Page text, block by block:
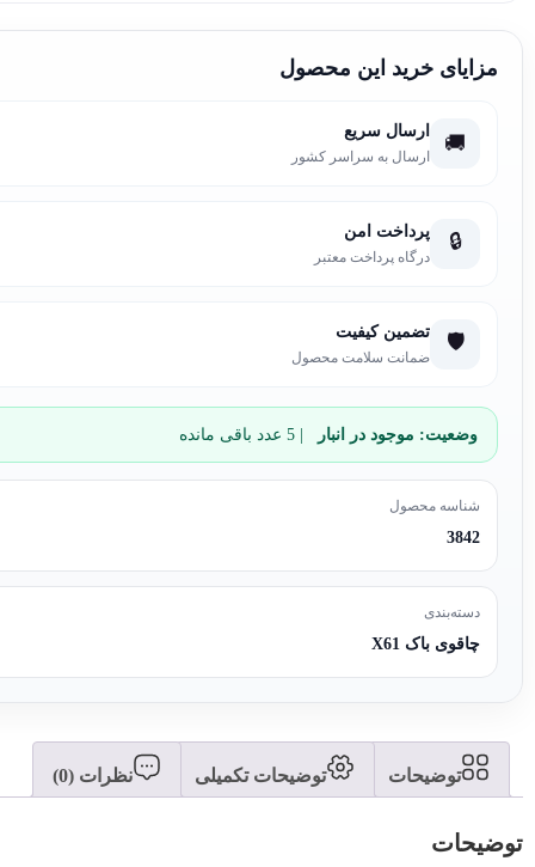
مزایای خرید این محصول
🚚 ارسال سریع
ارسال به سراسر کشور
🔒 پرداخت امن
درگاه پرداخت معتبر
🛡️ تضمین کیفیت
ضمانت سلامت محصول
وضعیت: موجود در انبار
شناسه محصول
3842
دسته‌بندی
چاقوی باک X61
توضیحات توضیحات تکمیلی نظرات (0)
توضیحات